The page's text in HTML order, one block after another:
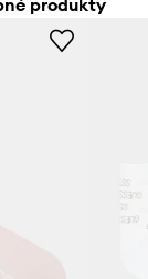
produkty